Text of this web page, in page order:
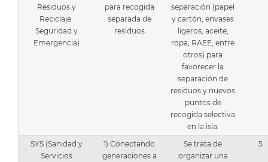
Residuos y
Reciclaje.
Seguridad y
Emergencia)
para recogida
separada de
residuos
separación (papel
y cartón, envases
ligeros, aceite,
ropa, RAEE, entre
otros) para
favorecer la
separación de
residuos y nuevos
puntos de
recogida selectiva
en la isla.
SYS (Sanidad y
Servicios
1) Conectando
generaciones a
Se trata de
organizar una
5